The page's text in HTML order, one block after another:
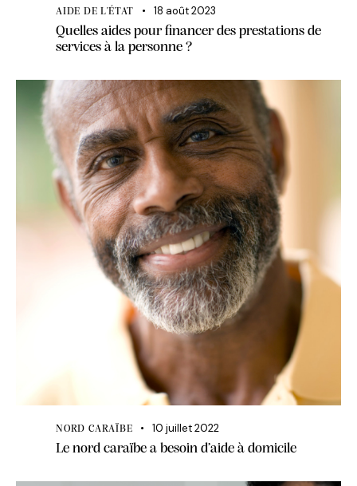
AIDE DE L'ÉTAT 18 août 2023
Quelles aides pour financer des prestations de
services à la personne ?
NORD CARAÏBE 10 juillet 2022
Le nord caraïbe a besoin d’aide à domicile